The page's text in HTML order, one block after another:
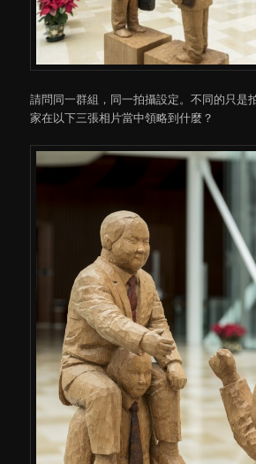
請問同一群組，同一拍攝設定。不同的只是
家在以下三張相片當中領略到什麼？